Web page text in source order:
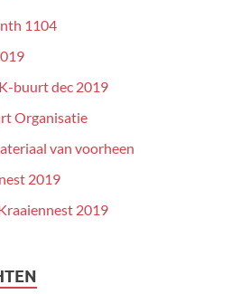
1104
buurt dec 2019
Organisatie
van voorheen
2019
2019